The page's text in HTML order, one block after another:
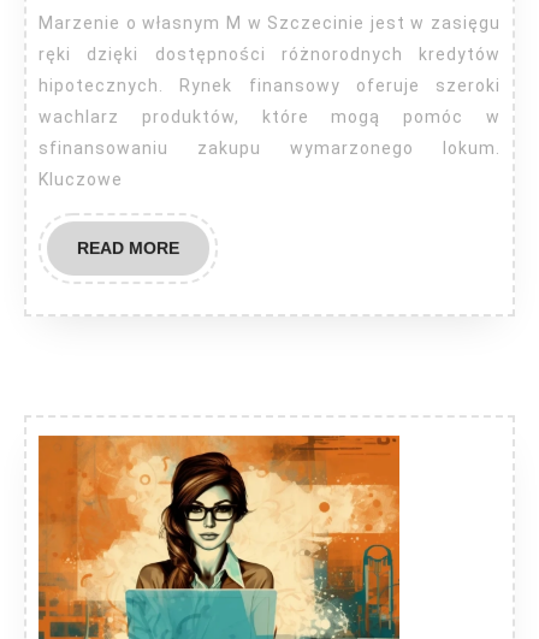
Marzenie o własnym M w Szczecinie jest w zasięgu
ręki dzięki dostępności różnorodnych kredytów
hipotecznych. Rynek finansowy oferuje szeroki
wachlarz produktów, które mogą pomóc w
sfinansowaniu zakupu wymarzonego lokum.
Kluczowe
READ MOREREAD
MORE